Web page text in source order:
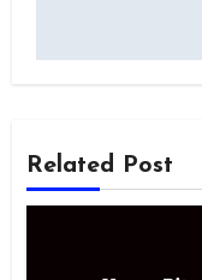
Related Post